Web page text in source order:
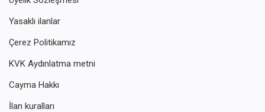
Yasaklı ilanlar
Çerez Politikamız
KVK Aydınlatma metni
Cayma Hakkı
İlan kuralları